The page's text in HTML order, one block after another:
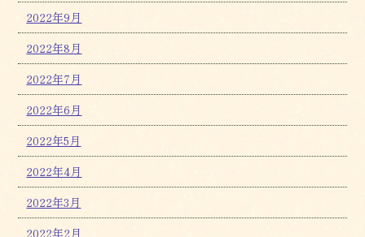
2022年9月
2022年8月
2022年7月
2022年6月
2022年5月
2022年4月
2022年3月
2022年2月